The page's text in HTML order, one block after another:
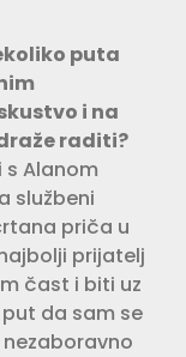
puta
i na
raditi?
Alanom
službeni
priča u
prijatelj
čast i biti uz
da sam se